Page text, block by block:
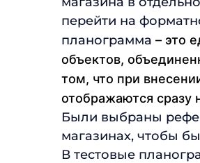
перейти на
планограмма – это
объектов,
том, что при
отображаются сразу
Были выбраны
магазинах, чтобы
В тестовые